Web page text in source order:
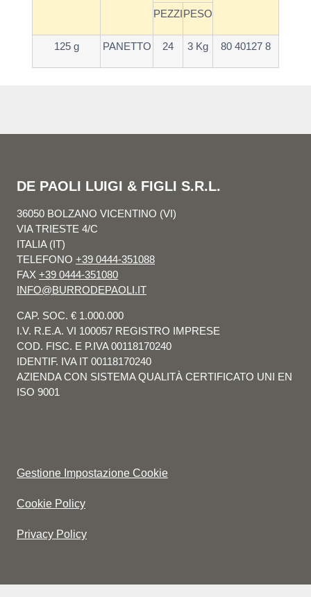
PEZZIPESO
125 g PANETTO 24 3 Kg 80 40127 8
DE PAOLI LUIGI & FIGLI S.R.L.
36050 BOLZANO VICENTINO (VI)
VIA TRIESTE 4/C
ITALIA (IT)
TELEFONO +39 0444-351088
FAX +39 0444-351080
INFO@BURRODEPAOLI.IT
CAP. SOC. € 1.000.000
I.V. R.E.A. VI 100057 REGISTRO IMPRESE
COD. FISC. E P.IVA 00118170240
IDENTIF. IVA IT 00118170240
AZIENDA CON SISTEMA QUALITÀ CERTIFICATO UNI EN
ISO 9001
Gestione Impostazione Cookie
Cookie Policy
Privacy Policy